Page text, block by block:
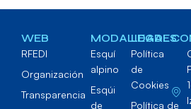
WEB
RFEDI
Organización
Transparencia
MODALIDADES
Esquí
alpino
Esqúi
de
LEGAL
Política
de
Cookies
Política de